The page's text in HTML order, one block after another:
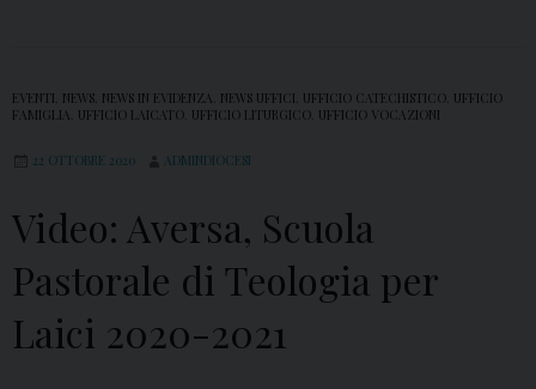
e
m
r
e
:
n
EVENTI NEWS NEWS IN EVIDENZA NEWS UFFICI UFFICIO CATECHISTICO UFFICIO
FAMIGLIA UFFICIO LAICATO UFFICIO LITURGICO UFFICIO VOCAZIONI
22 OTTOBRE 2020 ADMINDIOCESI
Video: Aversa, Scuola
Pastorale di Teologia per
Laici 2020-2021